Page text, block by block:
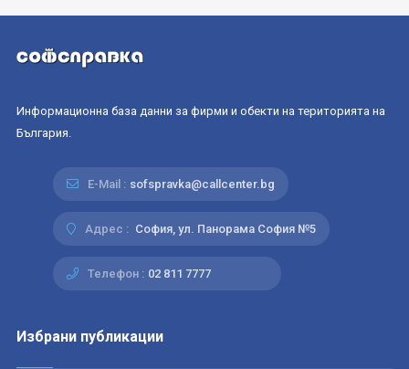
Информационна база данни за фирми и обекти на територията на
България.
E-Mail : sofspravka@callcenter.bg
Адрес : София, ул. Панорама София №5
Телефон : 02 811 7777
Избрани публикации